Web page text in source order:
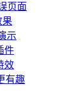
页面
果
示
件
效
有趣